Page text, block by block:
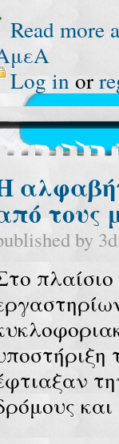
Read more
Log in or
τους
by